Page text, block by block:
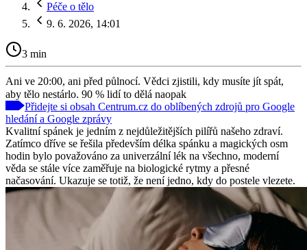
Péče o tělo
9. 6. 2026, 14:01
3 min
Ani ve 20:00, ani před půlnocí. Vědci zjistili, kdy musíte jít spát,
aby tělo nestárlo. 90 % lidí to dělá naopak
Přidejte si obsah Centrum.cz do oblíbených zdrojů pro Google
hledání a Google zprávy
Kvalitní spánek je jedním z nejdůležitějších pilířů našeho zdraví.
Zatímco dříve se řešila především délka spánku a magických osm
hodin bylo považováno za univerzální lék na všechno, moderní
věda se stále více zaměřuje na biologické rytmy a přesné
načasování. Ukazuje se totiž, že není jedno, kdy do postele vlezete.